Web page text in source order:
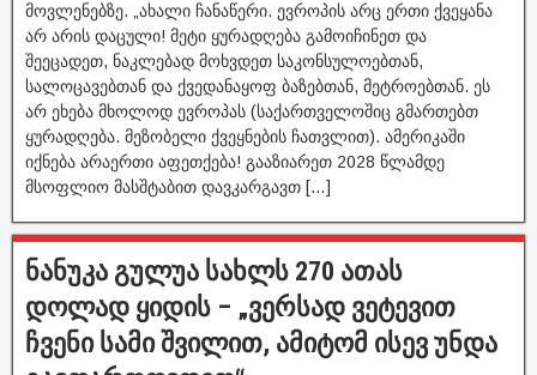
მოვლენებზე. „ახალი ჩანაწერი. ევროპის არც ერთი ქვეყანა
არ არის დაცული! მეტი ყურადღება გამოიჩინეთ და
შეეცადეთ, ნაკლებად მოხვდეთ საკონსულოებთან,
სალოცავებთან და ქვედანაყოფ ბაზებთან, მეტროებთან. ეს
არ ეხება მხოლოდ ევროპას (საქართველოშიც გმართებთ
ყურადღება. მეზობელი ქვეყნების ჩათვლით). ამერიკაში
იქნება არაერთი აფეთქება! გააზიარეთ 2028 წლამდე
მსოფლიო მასშტაბით დავკარგავთ […]
ნანუკა გულუა სახლს 270 ათას
დოლად ყიდის – „ვერსად ვეტევით
ჩვენი სამი შვილით, ამიტომ ისევ უნდა